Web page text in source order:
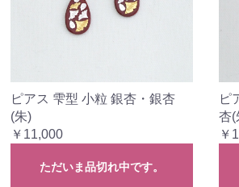
ピアス 雫型 小粒 銀杏・銀杏
(朱)
￥11,000
ただいま品切れ中です。
ピ
杏(
￥